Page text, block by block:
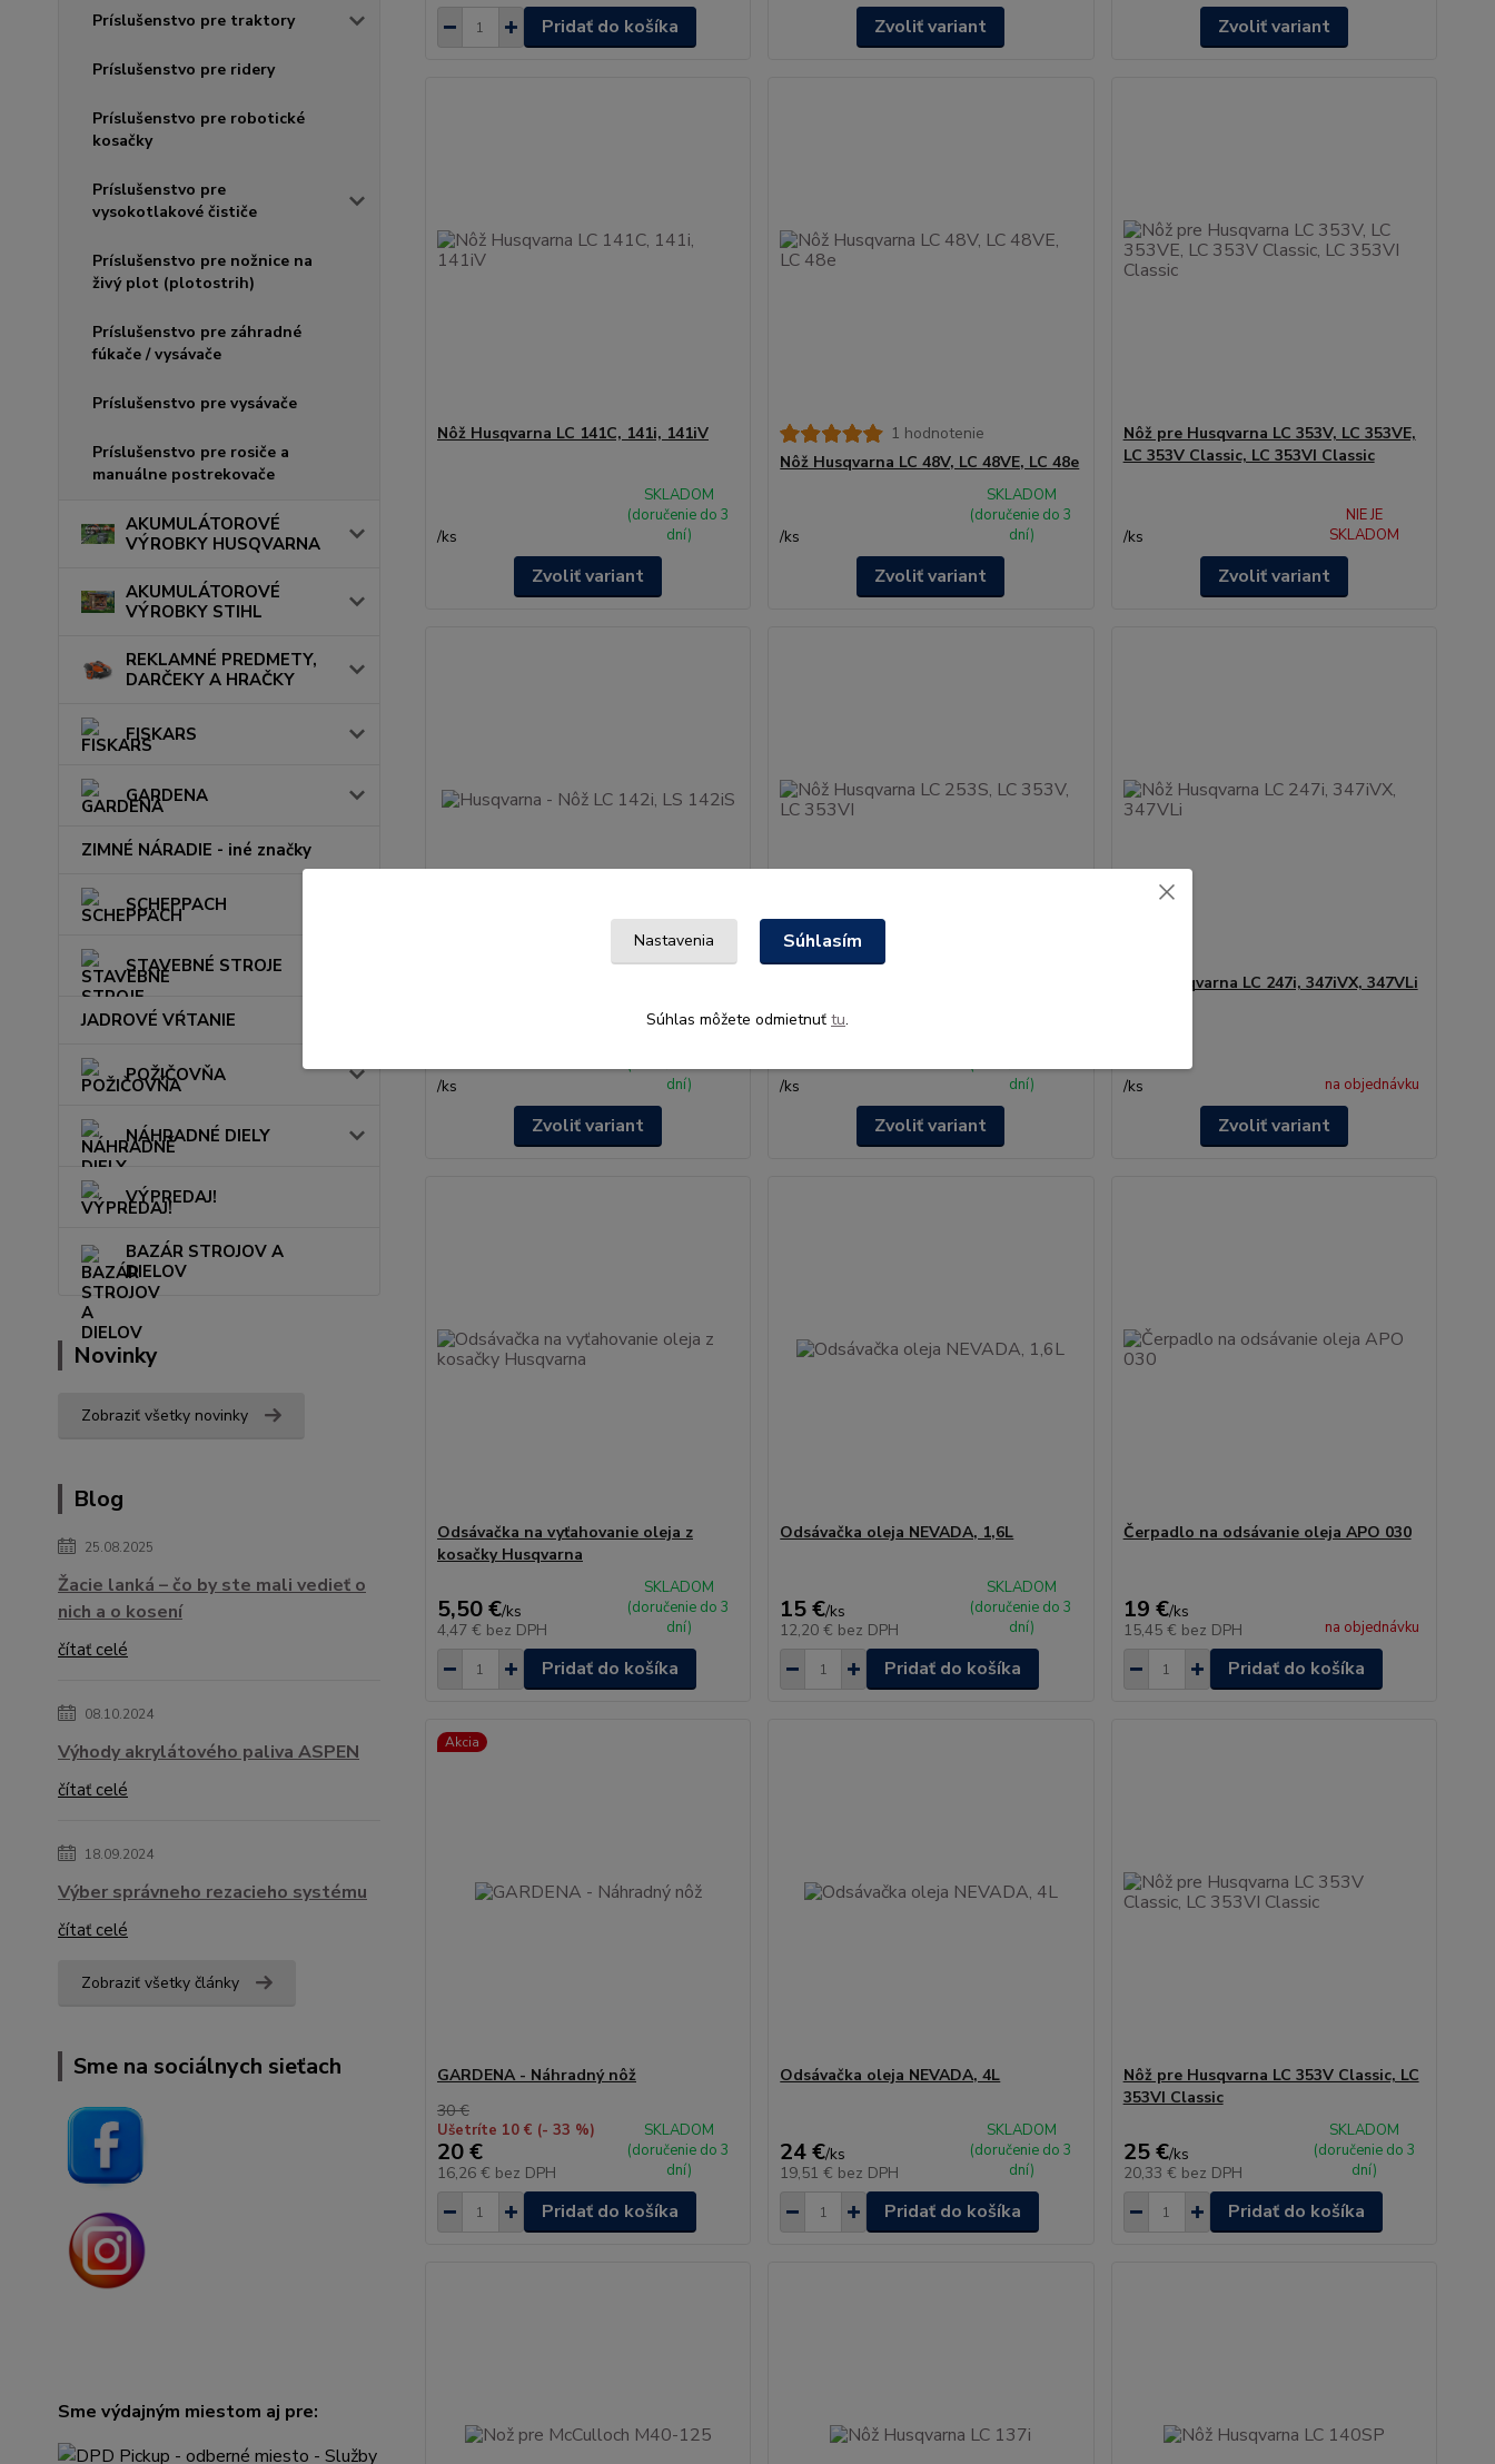
Príslušenstvo pre traktory
Príslušenstvo pre ridery
Príslušenstvo pre robotické
kosačky
Príslušenstvo pre
vysokotlakové čističe
Príslušenstvo pre nožnice na
živý plot (plotostrih)
Príslušenstvo pre záhradné
fúkače / vysávače
Príslušenstvo pre vysávače
Príslušenstvo pre rosiče a
manuálne postrekovače
AKUMULÁTOROVÉ
VÝROBKY HUSQVARNA
AKUMULÁTOROVÉ
VÝROBKY STIHL
REKLAMNÉ PREDMETY,
DARČEKY A HRAČKY
FISKARS
GARDENA
ZIMNÉ NÁRADIE - iné značky
SCHEPPACH
STAVEBNÉ STROJE
JADROVÉ VŔTANIE
POŽIČOVŇA
NÁHRADNÉ DIELY
VÝPREDAJ!
BAZÁR STROJOV A
DIELOV
Novinky
Zobraziť všetky novinky
Blog
25.08.2025
Žacie lanká – čo by ste mali vedieť o
nich a o kosení
čítať celé
08.10.2024
Výhody akrylátového paliva ASPEN
čítať celé
18.09.2024
Výber správneho rezacieho systému
čítať celé
Zobraziť všetky články
Sme na sociálnych sieťach
Sme výdajným miestom aj pre:
Pridať do košíka Zvoliť variant Zvoliť variant
Nôž Husqvarna LC 141C, 141i, 141iV
/ks
SKLADOM
(doručenie do 3
dní)
Zvoliť variant
1 hodnotenie
Nôž Husqvarna LC 48V, LC 48VE, LC 48e
/ks
SKLADOM
(doručenie do 3
dní)
Zvoliť variant
Nôž pre Husqvarna LC 353V, LC 353VE,
LC 353V Classic, LC 353VI Classic
/ks
NIE JE
SKLADOM
Zvoliť variant
Husqvarna - Nôž LC 142i, LS 142iS
/ks
(doručenie do 3
dní)
Zvoliť variant
/ks
(doručenie do 3
dní)
Zvoliť variant
Nôž Husqvarna LC 247i, 347iVX, 347VLi
/ks na objednávku
Zvoliť variant
Odsávačka na vyťahovanie oleja z
kosačky Husqvarna
5,50 €/ks
4,47 € bez DPH
SKLADOM
(doručenie do 3
dní)
Pridať do košíka
Odsávačka oleja NEVADA, 1,6L
15 €/ks
12,20 € bez DPH
SKLADOM
(doručenie do 3
dní)
Pridať do košíka
Čerpadlo na odsávanie oleja APO 030
19 €/ks
15,45 € bez DPH na objednávku
Pridať do košíka
Akcia
GARDENA - Náhradný nôž
30 €
Ušetríte 10 € (- 33 %)
20 €
16,26 € bez DPH
SKLADOM
(doručenie do 3
dní)
Pridať do košíka
Odsávačka oleja NEVADA, 4L
24 €/ks
19,51 € bez DPH
SKLADOM
(doručenie do 3
dní)
Pridať do košíka
Nôž pre Husqvarna LC 353V Classic, LC
353VI Classic
25 €/ks
20,33 € bez DPH
SKLADOM
(doručenie do 3
dní)
Pridať do košíka
Nastavenia Súhlasím
Súhlas môžete odmietnuť tu.